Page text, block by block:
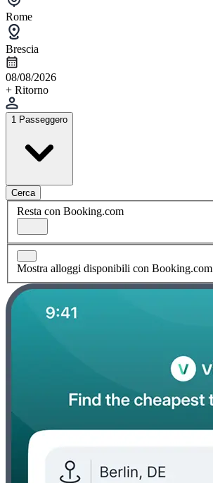
Rome
Brescia
08/08/2026
+ Ritorno
1 Passeggero
Cerca
Resta con Booking.com
Mostra alloggi disponibili con Booking.com